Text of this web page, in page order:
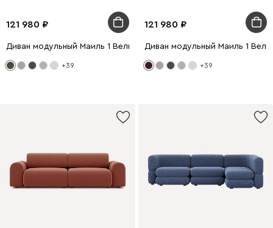
121 980
Диван модульный Маиль 1 Велюр Оливковый
+39
121 980
Диван модульный Маиль 1
+39